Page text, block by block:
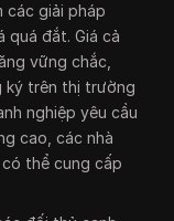
các giải pháp
quá đắt. Giá cả
vững chắc,
ký trên thị trường
nghiệp yêu cầu
cao, các nhà
thể cung cấp